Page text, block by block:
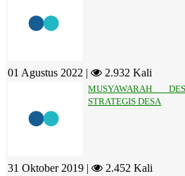
01 Agustus 2022 | 2.932 Kali
MUSYAWARAH
STRATEGIS DESA
31 Oktober 2019 | 2.452 Kali